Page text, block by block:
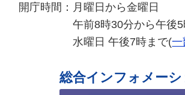
開庁時間： 月曜日から金曜日
午前8時30分から午後
水曜日 午後7時まで(一
総合インフォメーシ